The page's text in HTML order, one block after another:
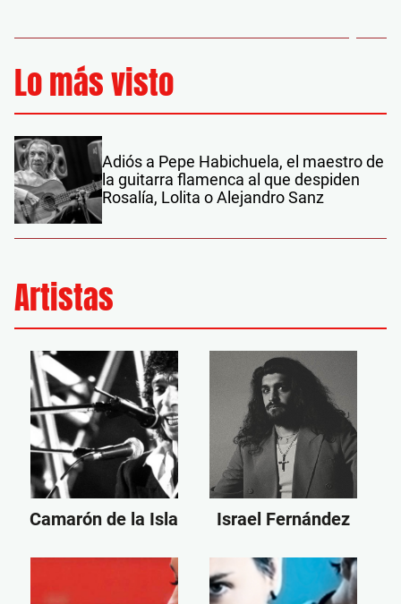
Lo más visto
Adiós a Pepe Habichuela, el maestro de
la guitarra flamenca al que despiden
Rosalía, Lolita o Alejandro Sanz
Artistas
Camarón de la Isla Israel Fernández